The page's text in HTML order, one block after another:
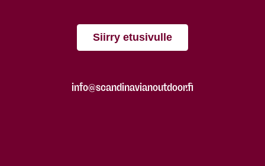
Siirry etusivulle
info@scandinavianoutdoor.fi